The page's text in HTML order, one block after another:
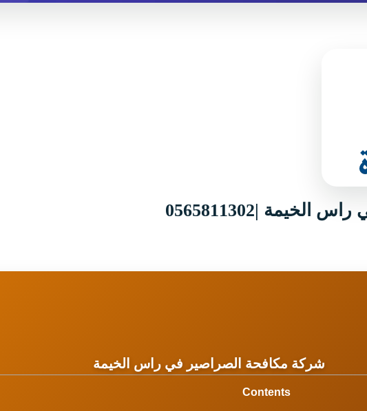
|0565811302
شركة مكافحة الصراصير في راس الخيمة
Contents